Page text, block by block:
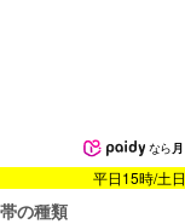
なら
平日15時/土
帯の種類